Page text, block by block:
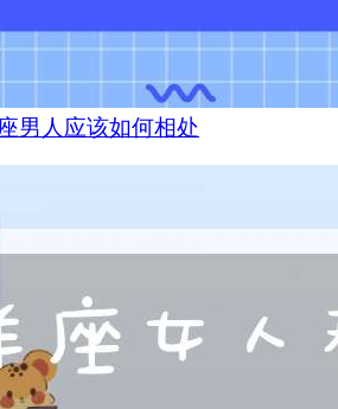
男人应该如何相处